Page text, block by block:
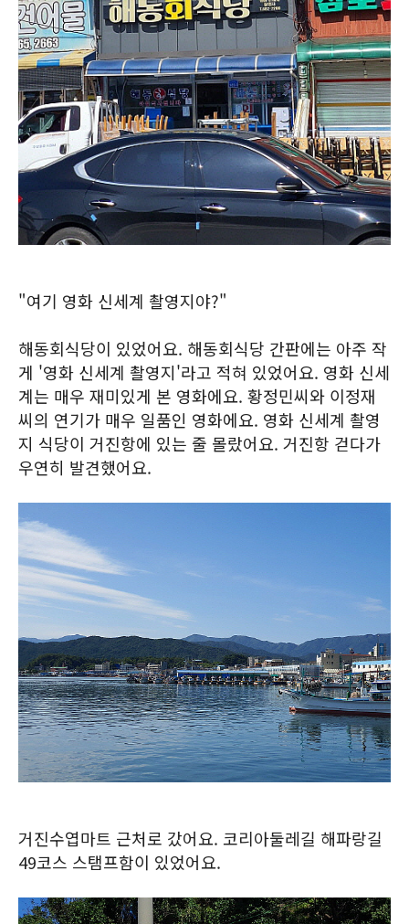
"여기 영화 신세계 촬영지야?"
해동회식당이 있었어요. 해동회식당 간판에는 아주 작
게 '영화 신세계 촬영지'라고 적혀 있었어요. 영화 신세
계는 매우 재미있게 본 영화에요. 황정민씨와 이정재
씨의 연기가 매우 일품인 영화에요. 영화 신세계 촬영
지 식당이 거진항에 있는 줄 몰랐어요. 거진항 걷다가
우연히 발견했어요.
거진수엽마트 근처로 갔어요. 코리아둘레길 해파랑길
49코스 스탬프함이 있었어요.